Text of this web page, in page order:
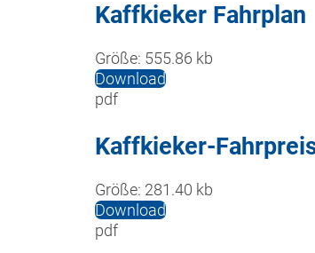
Kaffkieker Fahrplan
Größe: 555.86 kb
Download
pdf
Kaffkieker-
Größe: 281.40 kb
Download
pdf